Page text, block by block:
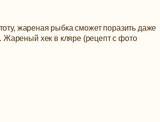
жареная рыбка сможет поразить даже
Жареный хек в кляре (рецепт с фото